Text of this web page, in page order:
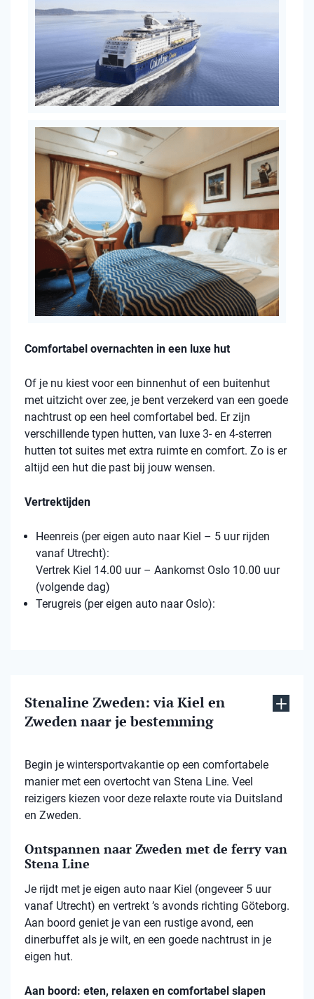
Comfortabel overnachten in een luxe hut
Of je nu kiest voor een binnenhut of een buitenhut
met uitzicht over zee, je bent verzekerd van een goede
nachtrust op een heel comfortabel bed. Er zijn
verschillende typen hutten, van luxe 3- en 4-sterren
hutten tot suites met extra ruimte en comfort. Zo is er
altijd een hut die past bij jouw wensen.
Vertrektijden
Heenreis (per eigen auto naar Kiel – 5 uur rijden
vanaf Utrecht):
Vertrek Kiel 14.00 uur – Aankomst Oslo 10.00 uur
(volgende dag)
Terugreis (per eigen auto naar Oslo):
Stenaline Zweden: via Kiel en
Zweden naar je bestemming
Begin je wintersportvakantie op een comfortabele
manier met een overtocht van Stena Line. Veel
reizigers kiezen voor deze relaxte route via Duitsland
en Zweden.
Ontspannen naar Zweden met de ferry van
Stena Line
Je rijdt met je eigen auto naar Kiel (ongeveer 5 uur
vanaf Utrecht) en vertrekt ’s avonds richting Göteborg.
Aan boord geniet je van een rustige avond, een
dinerbuffet als je wilt, en een goede nachtrust in je
eigen hut.
Aan boord: eten, relaxen en comfortabel slapen